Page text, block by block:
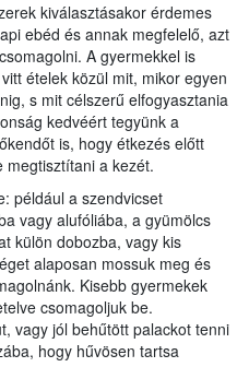
kiválasztásakor érdemes
ebéd és annak megfelelő, azt
A gyermekkel is
ételek közül mit, mikor egyen
s mit célszerű elfogyasztania
kedvéért tegyünk a
is, hogy étkezés előtt
megtisztítani a kezét.
például a szendvicset
vagy alufóliába, a gyümölcs
külön dobozba, vagy kis
alaposan mossuk meg és
Kisebb gyermekek
csomagoljuk be.
vagy jól behűtött palackot tenni
hogy hűvösen tartsa